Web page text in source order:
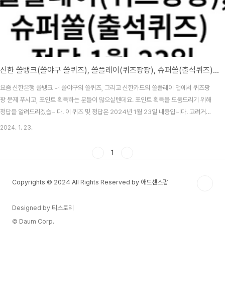
신한 쏠뱅크(쏠야구 쏠퀴즈), 쏠플레이(퀴즈팡팡), 슈퍼쏠(출석퀴즈) 정답 1월 23일
요즘 신한은행 쏠뱅크 내 쏠야구의 쏠퀴즈, 그리고 신한카드의 쏠플레이 앱에서 퀴즈팡
팡 문제 푸시고, 포인트 획득하는 분들이 많으실텐데요. 포인트 획득을 도움드리기 위해
정답을 알려드리겠습니다. 이 퀴즈 및 정답은 2024년 1월 23일 내용입니다. 고려거란
전쟁 시청률 맞추기 이벤트 알아보기 목차 신한 쏠뱅크 쏠야구(쏠퀴즈) 1월 23일 문제
수 있나요? ..
2024. 1. 23.
1
Copyrights © 2024 All Rights Reserved by 애드센스팜
Designed by 티스토리
© Daum Corp.